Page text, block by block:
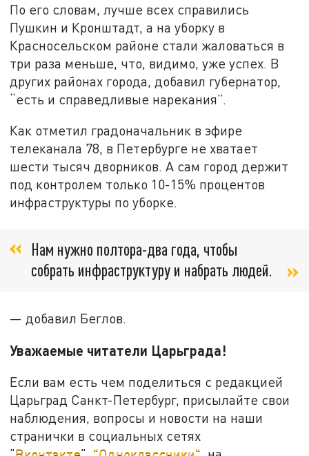
По его словам, лучше всех справились
Пушкин и Кронштадт, а на уборку в
Красносельском районе стали жаловаться в
три раза меньше, что, видимо, уже успех. В
других районах города, добавил губернатор,
“есть и справедливые нарекания”.
Как отметил градоначальник в эфире
телеканала 78, в Петербурге не хватает
шести тысяч дворников. А сам город держит
под контролем только 10-15% процентов
инфраструктуры по уборке.
Нам нужно полтора-два года, чтобы
собрать инфраструктуру и набрать людей.
— добавил Беглов.
Уважаемые читатели Царьграда!
Если вам есть чем поделиться с редакцией
Царьград Санкт-Петербург, присылайте свои
наблюдения, вопросы и новости на наши
странички в социальных сетях